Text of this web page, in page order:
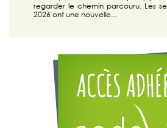
regarder le chemin parcouru. Les
2026 ont une nouvelle...